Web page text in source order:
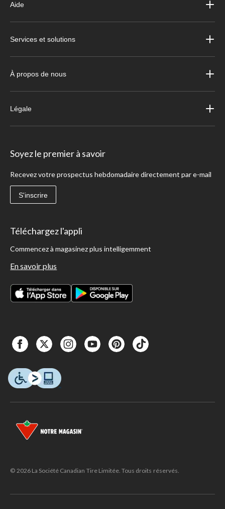
Aide
Services et solutions
À propos de nous
Légale
Soyez le premier à savoir
Recevez votre prospectus hebdomadaire directement par e-mail
S'inscrire
Téléchargez l'appli
Commencez à magasinez plus intelligemment
En savoir plus
© 2026 La Société Canadian Tire Limitée. Tous droits réservés.